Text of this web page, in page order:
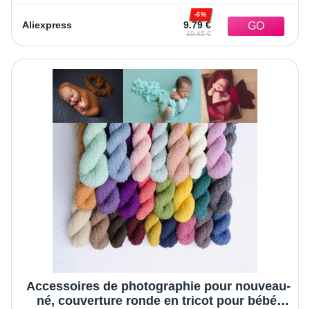
pull à tricoter
Aliexpress 9.79 €
-6%
10.45 €
Accessoires de photographie pour nouveau-
né, couverture ronde en tricot pour bébé,